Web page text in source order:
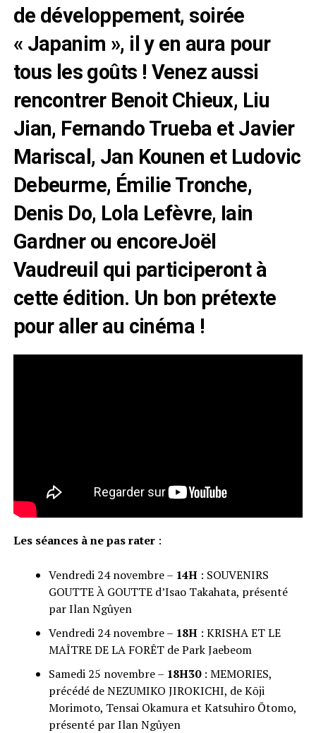
de développement, soirée
« Japanim », il y en aura pour
tous les goûts ! Venez aussi
rencontrer Benoit Chieux, Liu
Jian, Fernando Trueba et Javier
Mariscal, Jan Kounen et Ludovic
Debeurme, Émilie Tronche,
Denis Do, Lola Lefèvre, Iain
Gardner ou encoreJoël
Vaudreuil qui participeront à
cette édition. Un bon prétexte
pour aller au cinéma !
Les séances à ne pas rater:
Vendredi 24 novembre – 14H: SOUVENIRS
GOUTTE À GOUTTE d’Isao Takahata, présenté
par Ilan Ngûyen
Vendredi 24 novembre – 18H: KRISHA ET LE
MAÎTRE DE LA FORÊT de Park Jaebeom
Samedi 25 novembre – 18H30: MEMORIES,
précédé de NEZUMIKO JIROKICHI, de Kōji
Morimoto, Tensai Okamura et Katsuhiro Ōtomo,
présenté par Ilan Ngûyen